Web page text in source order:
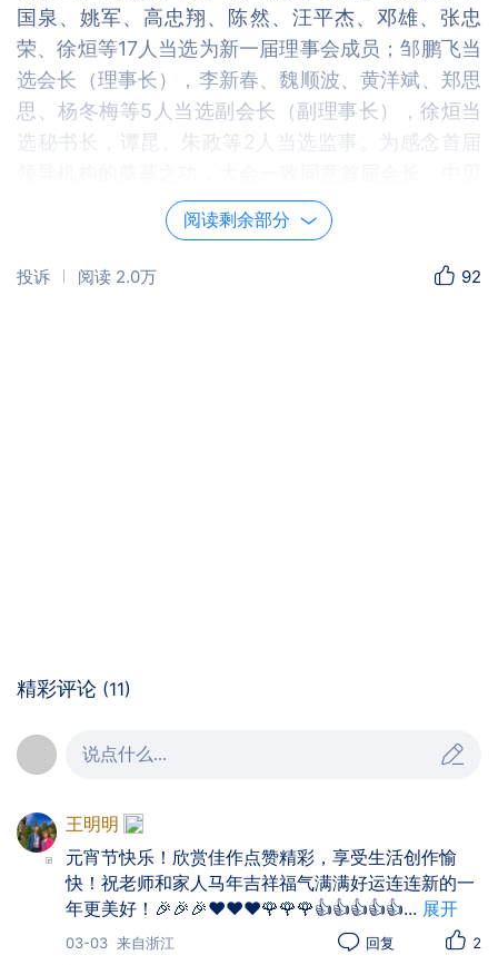
国泉、姚军、高忠翔、陈然、汪平杰、邓雄、张忠
荣、徐烜等17人当选为新一届理事会成员；邹鹏飞当
选会长（理事长），李新春、魏顺波、黄洋斌、郑思
思、杨冬梅等5人当选副会长（副理事长），徐烜当
选秘书长，谭昆、朱政等2人当选监事。为感念首届
通信集团原副总裁李云同志为名誉会长。整场选举程
序规范、操作严谨、公平公开，充分体现了民主意
志，赢得与会代表一致认可。
指出，江汉区科技创新企业商会汇聚了区域内优质科
技人才与创新资源，是推动江汉区创新发展的中坚力
量。她希望商会新一届领导集体带领全体会员团结一
中部地区崛起重要战略支点、彰显武汉中心城区示范
引领作用贡献科创力量，不负使命重托，书写发展新
阅读剩余部分
投诉 阅读 2.0万 92
精彩评论 (11)
说点什么...
王明明
元宵节快乐！欣赏佳作点赞精彩，享受生活创作愉
快！祝老师和家人马年吉祥福气满满好运连连新的一
年更美好！🎉🎉🎉❤️❤️❤️🌹🌹🌹👍👍👍👍👍... 展开
03-03 来自浙江 回复 2